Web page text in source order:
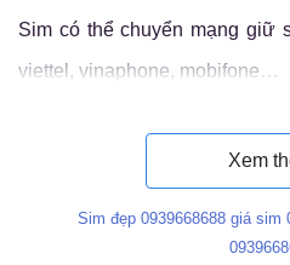
Sim có thể chuyển mạng giữ
viettel, vinaphone, mobifone…
Xem
Sim đẹp 0939668688 giá sim